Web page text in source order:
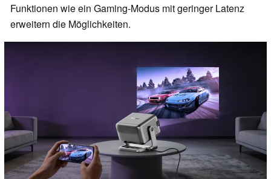
Funktionen wie ein Gaming-Modus mit geringer Latenz
erweitern die Möglichkeiten.